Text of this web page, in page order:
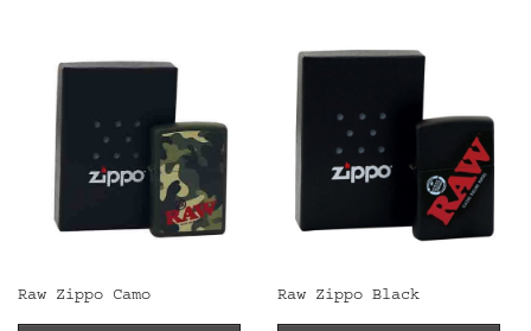
Raw Zippo Camo Raw Zippo Black